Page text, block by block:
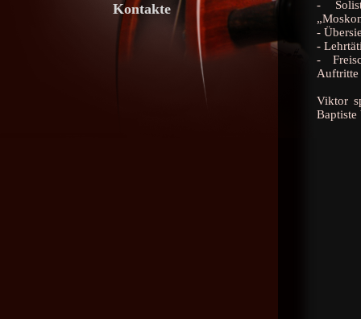
Kontakte
-
-
-
-
Auftritte
Viktor
Baptiste